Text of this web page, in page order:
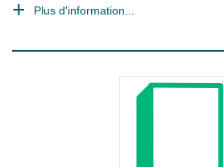
Plus d'information...